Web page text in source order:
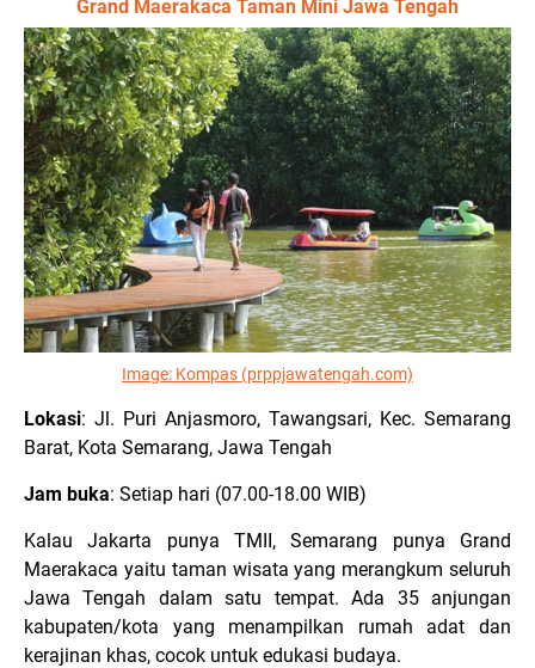
Grand Maerakaca Taman Mini Jawa Tengah
Image: Kompas (prppjawatengah.com)
Lokasi: Jl. Puri Anjasmoro, Tawangsari, Kec. Semarang
Barat, Kota Semarang, Jawa Tengah
Jam buka: Setiap hari (07.00-18.00 WIB)
Kalau Jakarta punya TMII, Semarang punya Grand
Maerakaca yaitu taman wisata yang merangkum seluruh
Jawa Tengah dalam satu tempat. Ada 35 anjungan
kabupaten/kota yang menampilkan rumah adat dan
kerajinan khas, cocok untuk edukasi budaya.